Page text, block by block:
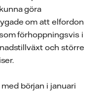
göra
om att elfordon
förhoppningsvis i
och större
början i januari